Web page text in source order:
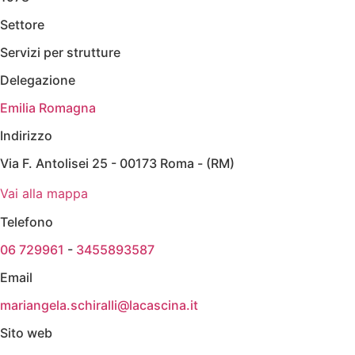
Settore
Servizi per strutture
Delegazione
Emilia Romagna
Indirizzo
Via F. Antolisei 25 - 00173 Roma - (RM)
Vai alla mappa
Telefono
06 729961 - 3455893587
Email
mariangela.schiralli@lacascina.it
Sito web